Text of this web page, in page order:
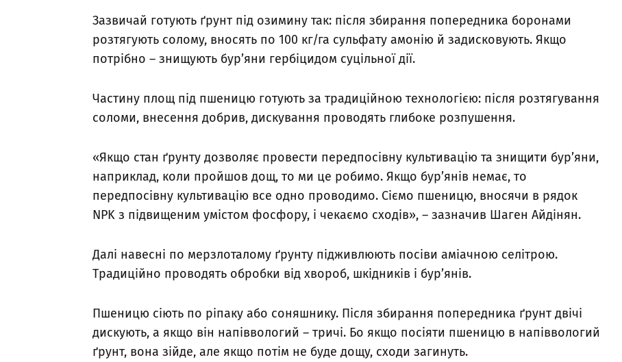
Зазвичай готують ґрунт під озимину так: після збирання попередника боронами
розтягують солому, вносять по 100 кг/га сульфату амонію й задисковують. Якщо
потрібно – знищують бур’яни гербіцидом суцільної дії.
Частину площ під пшеницю готують за традиційною технологією: після розтягування
соломи, внесення добрив, дискування проводять глибоке розпушення.
«Якщо стан ґрунту дозволяє провести передпосівну культивацію та знищити бур’яни,
наприклад, коли пройшов дощ, то ми це робимо. Якщо бур’янів немає, то
передпосівну культивацію все одно проводимо. Сіємо пшеницю, вносячи в рядок
NPK з підвищеним умістом фосфору, і чекаємо сходів», – зазначив Шаген Айдінян.
Далі навесні по мерзлоталому ґрунту підживлюють посіви аміачною селітрою.
Традиційно проводять обробки від хвороб, шкідників і бур’янів.
Пшеницю сіють по ріпаку або соняшнику. Після збирання попередника ґрунт двічі
дискують, а якщо він напіввологий – тричі. Бо якщо посіяти пшеницю в напіввологий
ґрунт, вона зійде, але якщо потім не буде дощу, сходи загинуть.